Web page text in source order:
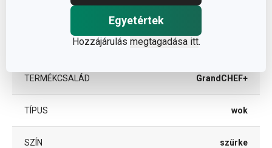
Egyetértek
Hozzájárulás megtagadása itt.
SÜTŐBE ALKALMAS
TERMÉKCSALÁD GrandCHEF+
TÍPUS wok
SZÍN szürke